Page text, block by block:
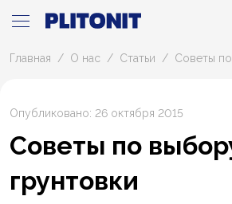
Главная О нас Статьи Советы
Опубликовано: 26 октября 2015
Советы по
грунтовки